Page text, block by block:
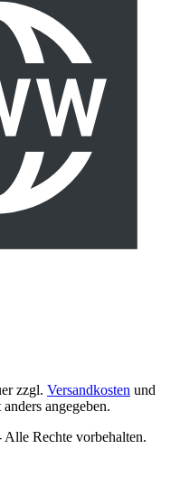
zzgl. Versandkosten und
angegeben.
Rechte vorbehalten.